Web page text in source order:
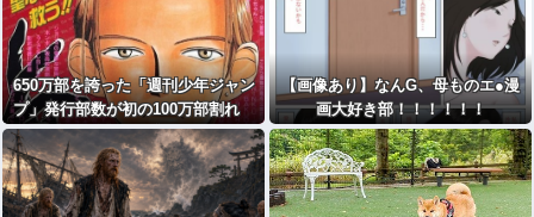
650万部を誇った「週刊少年ジャン
プ」発行部数が初の100万部割れ
国内紙雑誌100万部超ゼロに
【画像あり】なんG、母ものエ●漫
画大好き部！！！！！！